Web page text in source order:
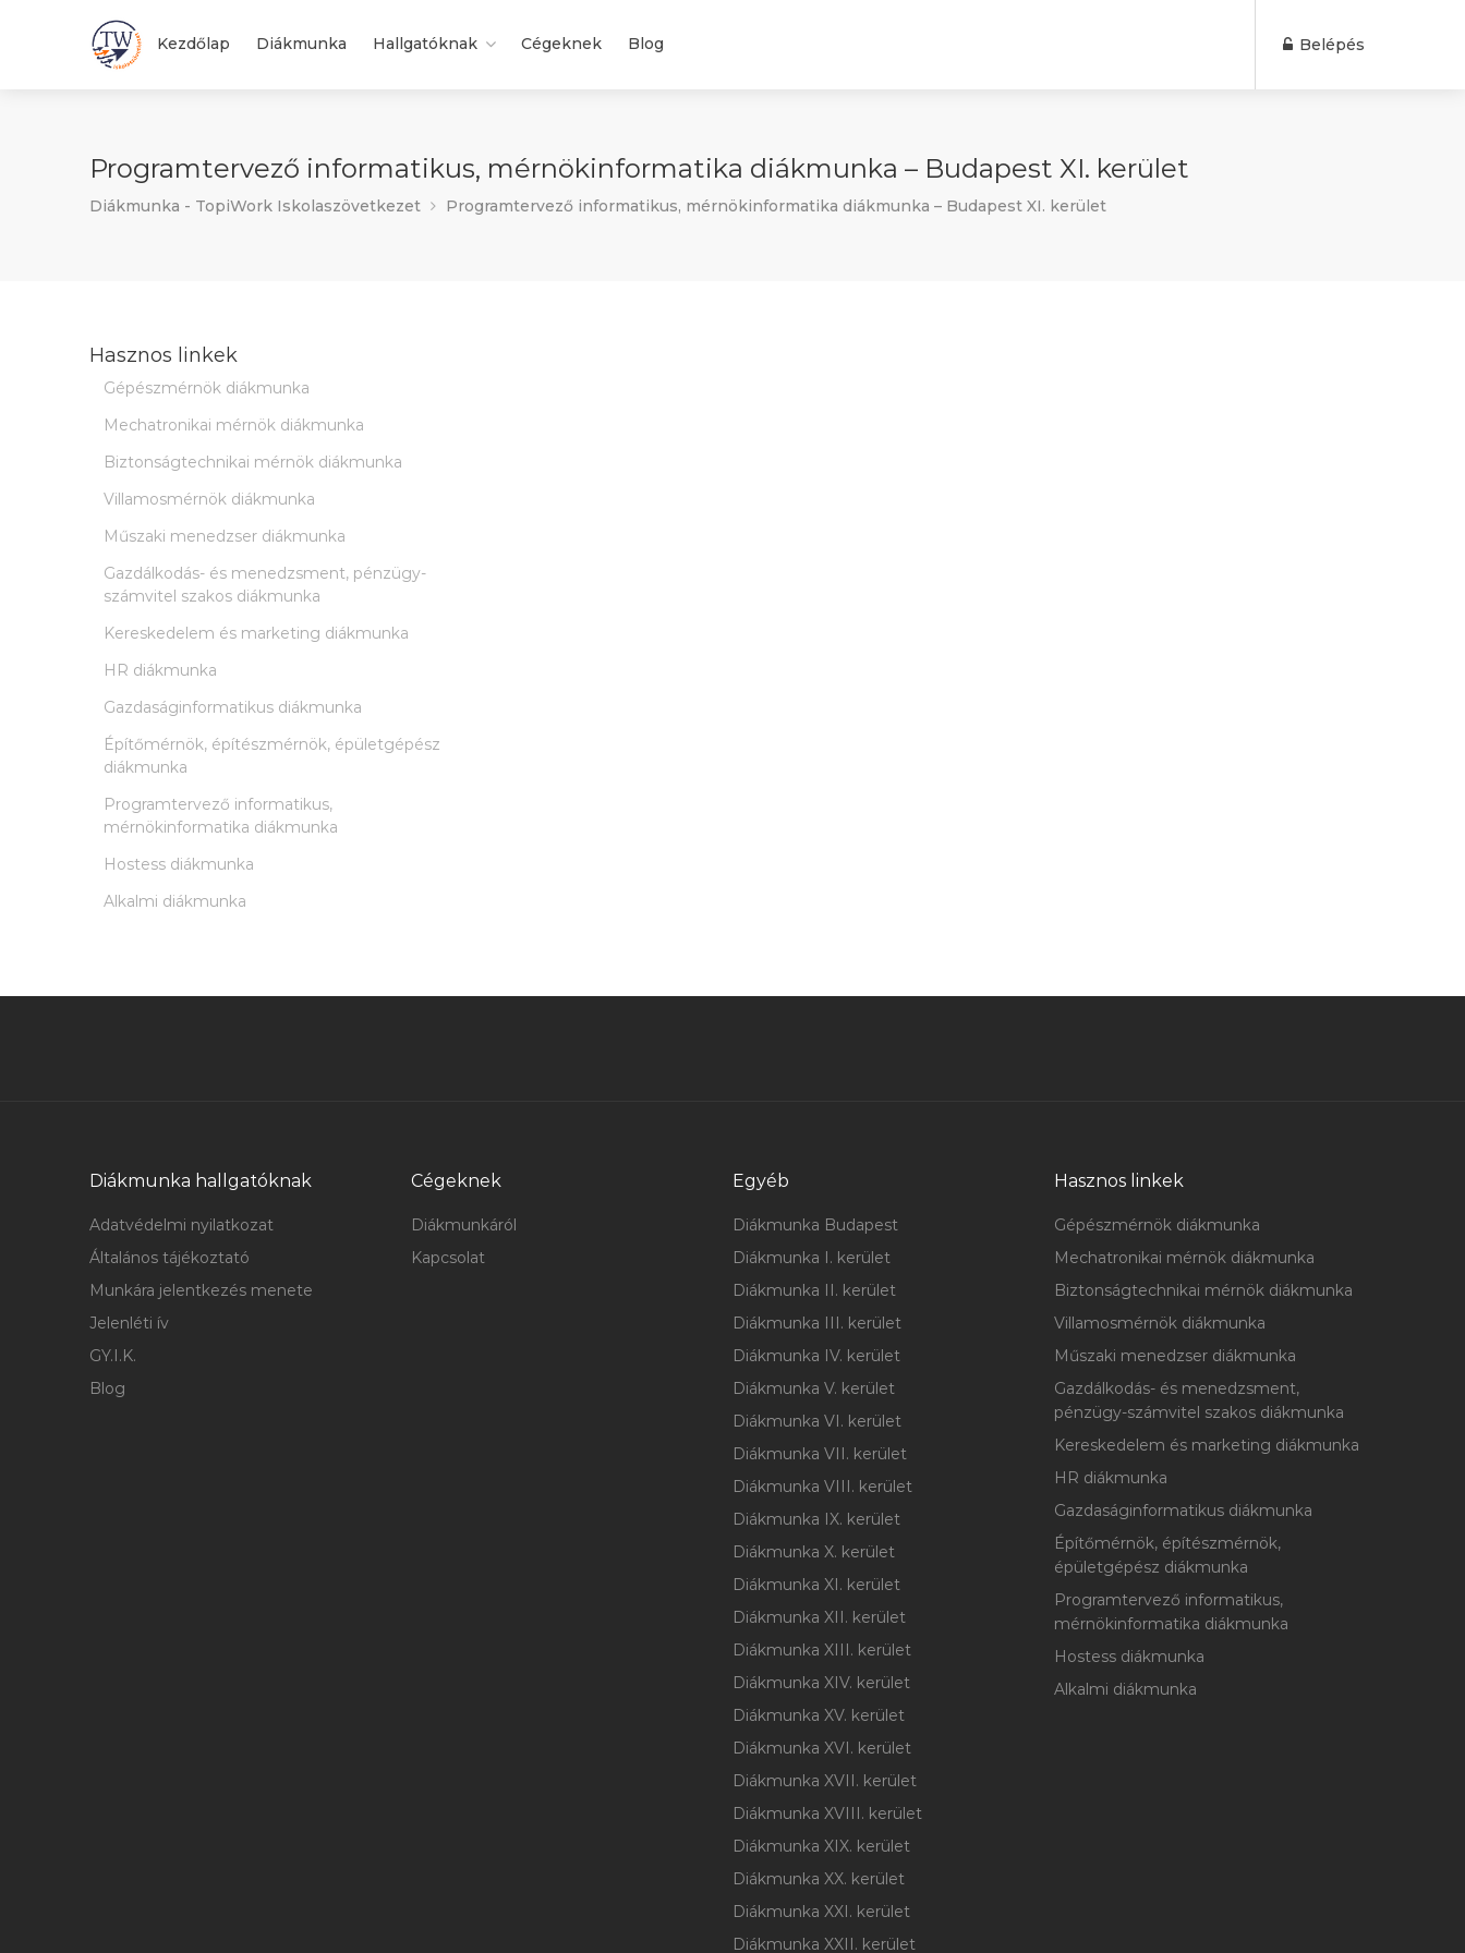
Kezdőlap Diákmunka Hallgatóknak Cégeknek Blog Belépés
Programtervező informatikus, mérnökinformatika diákmunka – Budapest XI. kerület
Diákmunka - TopiWork Iskolaszövetkezet Programtervező informatikus, mérnökinformatika diákmunka – Budapest XI. kerület
Hasznos linkek
Gépészmérnök diákmunka
Mechatronikai mérnök diákmunka
Biztonságtechnikai mérnök diákmunka
Villamosmérnök diákmunka
Műszaki menedzser diákmunka
Gazdálkodás- és menedzsment, pénzügy-
számvitel szakos diákmunka
Kereskedelem és marketing diákmunka
HR diákmunka
Gazdaságinformatikus diákmunka
Építőmérnök, építészmérnök, épületgépész
diákmunka
Programtervező informatikus,
mérnökinformatika diákmunka
Hostess diákmunka
Alkalmi diákmunka
Diákmunka hallgatóknak
Adatvédelmi nyilatkozat
Általános tájékoztató
Munkára jelentkezés menete
Jelenléti ív
GY.I.K.
Blog
Cégeknek
Diákmunkáról
Kapcsolat
Egyéb
Diákmunka Budapest
Diákmunka I. kerület
Diákmunka II. kerület
Diákmunka III. kerület
Diákmunka IV. kerület
Diákmunka V. kerület
Diákmunka VI. kerület
Diákmunka VII. kerület
Diákmunka VIII. kerület
Diákmunka IX. kerület
Diákmunka X. kerület
Diákmunka XI. kerület
Diákmunka XII. kerület
Diákmunka XIII. kerület
Diákmunka XIV. kerület
Diákmunka XV. kerület
Diákmunka XVI. kerület
Diákmunka XVII. kerület
Diákmunka XVIII. kerület
Diákmunka XIX. kerület
Diákmunka XX. kerület
Diákmunka XXI. kerület
Diákmunka XXII. kerület
Hasznos linkek
Gépészmérnök diákmunka
Mechatronikai mérnök diákmunka
Biztonságtechnikai mérnök diákmunka
Villamosmérnök diákmunka
Műszaki menedzser diákmunka
Gazdálkodás- és menedzsment,
pénzügy-számvitel szakos diákmunka
Kereskedelem és marketing diákmunka
HR diákmunka
Gazdaságinformatikus diákmunka
Építőmérnök, építészmérnök,
épületgépész diákmunka
Programtervező informatikus,
mérnökinformatika diákmunka
Hostess diákmunka
Alkalmi diákmunka